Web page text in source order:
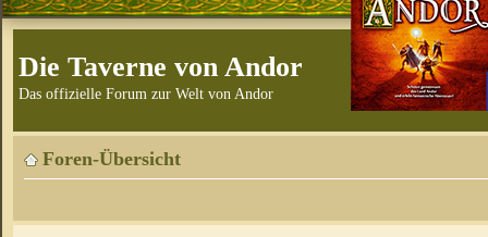
Die Taverne von Andor
Das offizielle Forum zur Welt von Andor
Foren-Übersicht